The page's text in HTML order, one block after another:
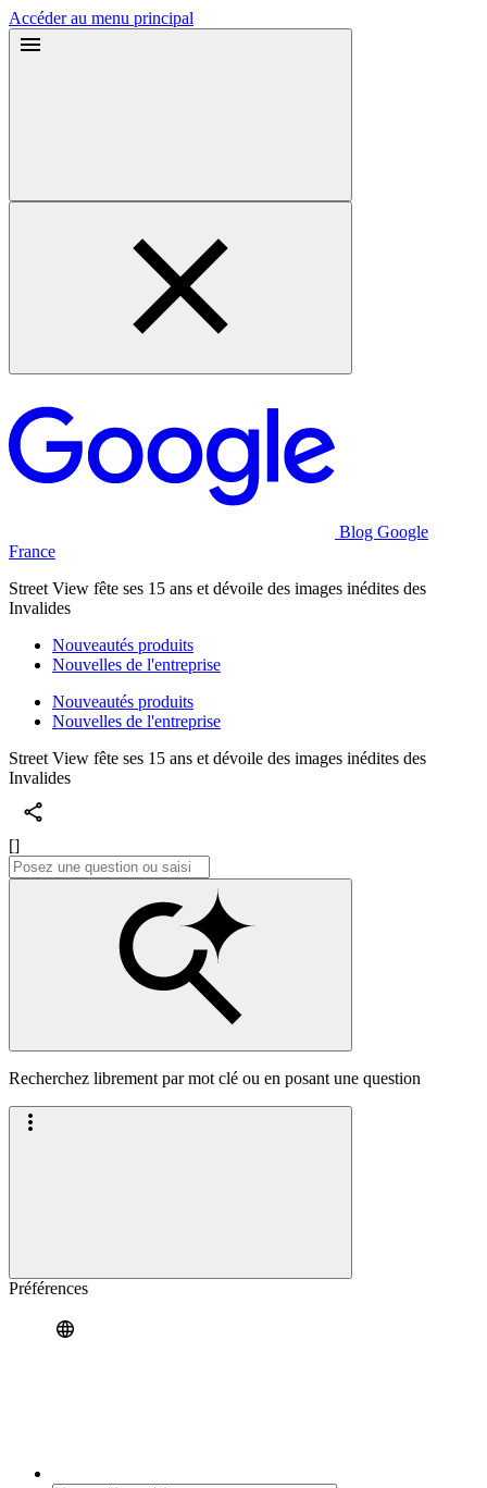
Accéder au menu principal
Blog Google
France
Street View fête ses 15 ans et dévoile des images inédites des
Invalides
Nouveautés produits
Nouvelles de l'entreprise
Nouveautés produits
Nouvelles de l'entreprise
Street View fête ses 15 ans et dévoile des images inédites des
Invalides
[]
Recherchez librement par mot clé ou en posant une question
Préférences